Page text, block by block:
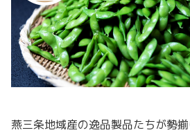
燕三条地域産の逸品製品たちが勢揃